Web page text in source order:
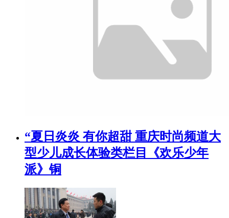
“夏日炎炎 有你超甜 重庆时尚频道大
型少儿成长体验类栏目《欢乐少年
派》铜